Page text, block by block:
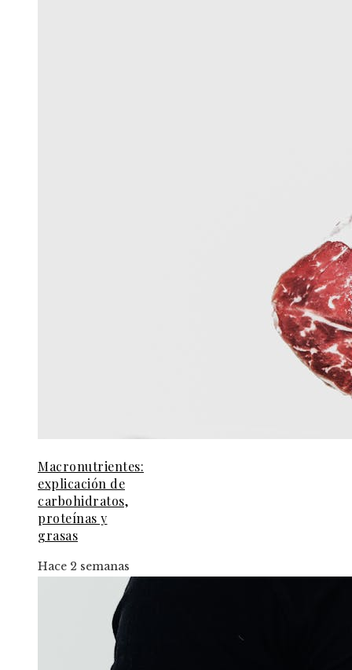
Macronutrientes:
explicación de
carbohidratos,
proteínas y
grasas
Hace 2 semanas